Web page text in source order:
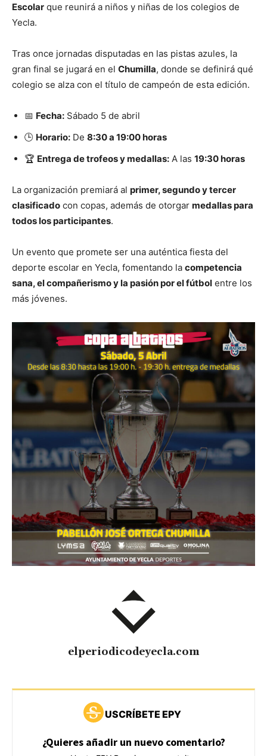
Escolar que reunirá a niños y niñas de los colegios de
Yecla.
Tras once jornadas disputadas en las pistas azules, la
gran final se jugará en el Chumilla, donde se definirá qué
colegio se alza con el título de campeón de esta edición.
📅 Fecha: Sábado 5 de abril
🕒 Horario: De 8:30 a 19:00 horas
🏆 Entrega de trofeos y medallas: A las 19:30 horas
La organización premiará al primer, segundo y tercer
clasificado con copas, además de otorgar medallas para
todos los participantes.
Un evento que promete ser una auténtica fiesta del
deporte escolar en Yecla, fomentando la competencia
sana, el compañerismo y la pasión por el fútbol entre los
más jóvenes.
elperiodicodeyecla.com
USCRÍBETE EPY
¿Quieres añadir un nuevo comentario?